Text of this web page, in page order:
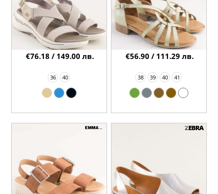
36 40
€76.18 / 149.00 лв.
38 39 40 41
€56.90 / 111.29 лв.